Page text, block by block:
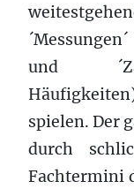
und
spielen. Der
durch
Fachtermini